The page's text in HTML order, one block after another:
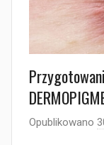
Opublikowano